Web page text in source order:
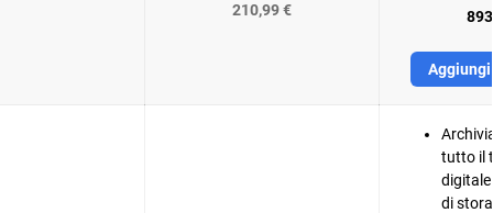
210,99 €
tutto il
di